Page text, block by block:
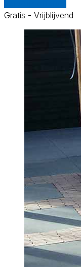
Gratis - Vrijblijvend